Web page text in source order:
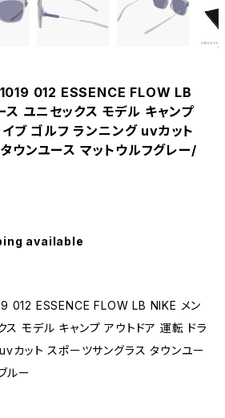
012 ESSENCE FLOW LB
ス ユニセックス モデル キャンプ
ブ ゴルフ ランニング uvカット
ウンユース マットウルフグレー/
available
012 ESSENCE FLOW LB NIKE メン
ス モデル キャンプ アウトドア 運転 ドラ
カット スポーツサングラス タウンユー
ルー